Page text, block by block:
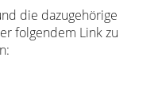
die dazugehörige
folgendem Link zu